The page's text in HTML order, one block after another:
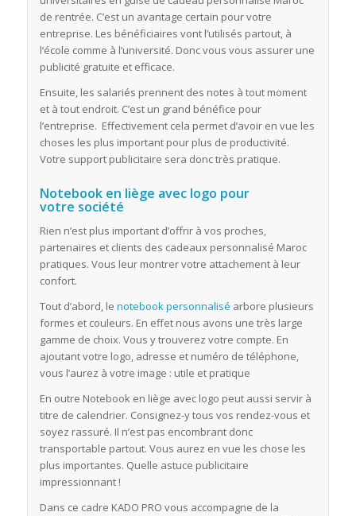
de rentrée. C’est un avantage certain pour votre
entreprise. Les bénéficiaires vont l’utilisés partout, à
l’école comme à l’université. Donc vous vous assurer une
publicité gratuite et efficace.
Ensuite, les salariés prennent des notes à tout moment
et à tout endroit. C’est un grand bénéfice pour
l’entreprise. Effectivement cela permet d’avoir en vue les
choses les plus important pour plus de productivité.
Votre support publicitaire sera donc très pratique.
Notebook en liège avec logo pour
votre société
Rien n’est plus important d’offrir à vos proches,
partenaires et clients des cadeaux personnalisé Maroc
pratiques. Vous leur montrer votre attachement à leur
confort.
Tout d’abord, le notebook personnalisé arbore plusieurs
formes et couleurs. En effet nous avons une très large
gamme de choix. Vous y trouverez votre compte. En
ajoutant votre logo, adresse et numéro de téléphone,
vous l’aurez à votre image : utile et pratique
En outre Notebook en liège avec logo peut aussi servir à
titre de calendrier. Consignez-y tous vos rendez-vous et
soyez rassuré. Il n’est pas encombrant donc
transportable partout. Vous aurez en vue les chose les
plus importantes. Quelle astuce publicitaire
impressionnant !
Dans ce cadre KADO PRO vous accompagne de la